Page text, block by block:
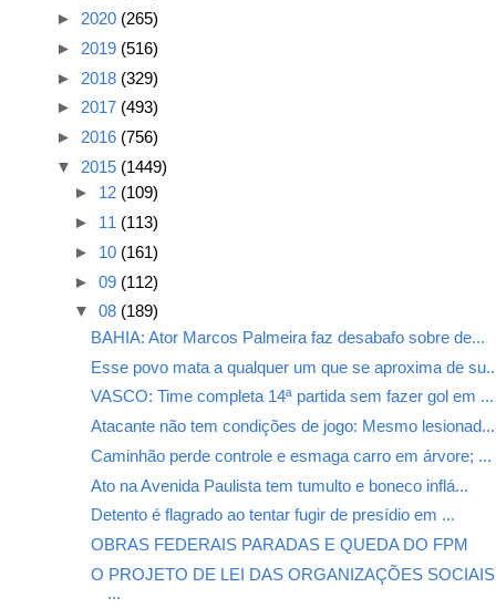
► 2020 (265)
► 2019 (516)
► 2018 (329)
► 2017 (493)
► 2016 (756)
▼ 2015 (1449)
► 12 (109)
► 11 (113)
► 10 (161)
► 09 (112)
▼ 08 (189)
BAHIA: Ator Marcos Palmeira faz desabafo sobre de...
Esse povo mata a qualquer um que se aproxima de
VASCO: Time completa 14ª partida sem fazer gol em ...
Atacante não tem condições de jogo: Mesmo lesionad...
Caminhão perde controle e esmaga carro em árvore; ...
Ato na Avenida Paulista tem tumulto e boneco inflá...
Detento é flagrado ao tentar fugir de presídio em ...
OBRAS FEDERAIS PARADAS E QUEDA DO FPM
O PROJETO DE LEI DAS ORGANIZAÇÕES
...